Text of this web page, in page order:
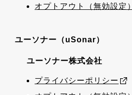
オプトアウト（無効設定）
ユーソナー（uSonar）
ユーソナー株式会社
プライバシーポリシー